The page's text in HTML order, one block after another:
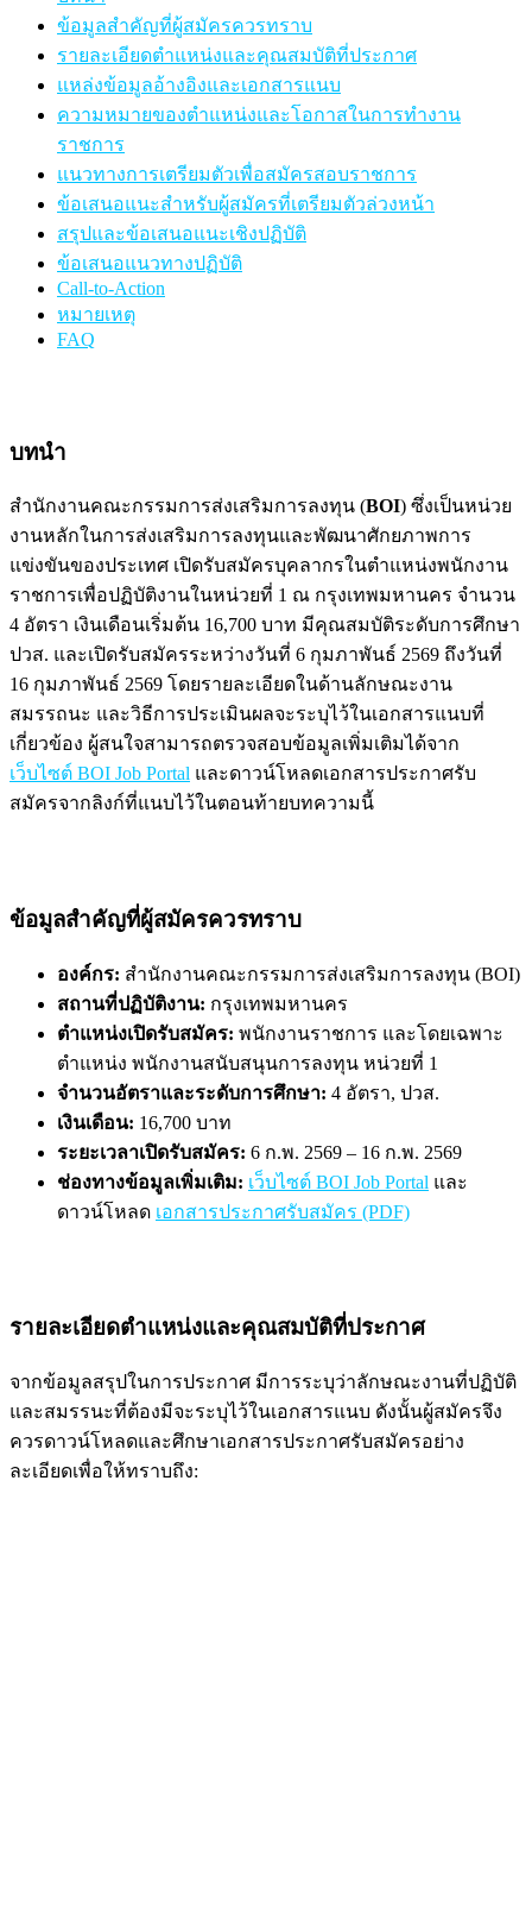
ข้อมูลสำคัญที่ผู้สมัครควรทราบ
รายละเอียดตำแหน่งและคุณสมบัติที่ประกาศ
แหล่งข้อมูลอ้างอิงและเอกสารแนบ
ความหมายของตำแหน่งและโอกาสในการทำงาน
ราชการ
แนวทางการเตรียมตัวเพื่อสมัครสอบราชการ
ข้อเสนอแนะสำหรับผู้สมัครที่เตรียมตัวล่วงหน้า
สรุปและข้อเสนอแนะเชิงปฏิบัติ
ข้อเสนอแนวทางปฏิบัติ
Call-to-Action
หมายเหตุ
FAQ
บทนำ
สำนักงานคณะกรรมการส่งเสริมการลงทุน (BOI) ซึ่งเป็นหน่วย
งานหลักในการส่งเสริมการลงทุนและพัฒนาศักยภาพการ
แข่งขันของประเทศ เปิดรับสมัครบุคลากรในตำแหน่งพนักงาน
ราชการเพื่อปฏิบัติงานในหน่วยที่ 1 ณ กรุงเทพมหานคร จำนวน
4 อัตรา เงินเดือนเริ่มต้น 16,700 บาท มีคุณสมบัติระดับการศึกษา
ปวส. และเปิดรับสมัครระหว่างวันที่ 6 กุมภาพันธ์ 2569 ถึงวันที่
16 กุมภาพันธ์ 2569 โดยรายละเอียดในด้านลักษณะงาน
สมรรถนะ และวิธีการประเมินผลจะระบุไว้ในเอกสารแนบที่
เกี่ยวข้อง ผู้สนใจสามารถตรวจสอบข้อมูลเพิ่มเติมได้จาก
เว็บไซต์ BOI Job Portal และดาวน์โหลดเอกสารประกาศรับ
สมัครจากลิงก์ที่แนบไว้ในตอนท้ายบทความนี้
ข้อมูลสำคัญที่ผู้สมัครควรทราบ
องค์กร: สำนักงานคณะกรรมการส่งเสริมการลงทุน (BOI)
สถานที่ปฏิบัติงาน: กรุงเทพมหานคร
ตำแหน่งเปิดรับสมัคร: พนักงานราชการ และโดยเฉพาะ
ตำแหน่ง พนักงานสนับสนุนการลงทุน หน่วยที่ 1
จำนวนอัตราและระดับการศึกษา: 4 อัตรา, ปวส.
เงินเดือน: 16,700 บาท
ระยะเวลาเปิดรับสมัคร: 6 ก.พ. 2569 – 16 ก.พ. 2569
ช่องทางข้อมูลเพิ่มเติม: เว็บไซต์ BOI Job Portal และ
ดาวน์โหลด เอกสารประกาศรับสมัคร (PDF)
รายละเอียดตำแหน่งและคุณสมบัติที่ประกาศ
จากข้อมูลสรุปในการประกาศ มีการระบุว่าลักษณะงานที่ปฏิบัติ
และสมรรนะที่ต้องมีจะระบุไว้ในเอกสารแนบ ดังนั้นผู้สมัครจึง
ควรดาวน์โหลดและศึกษาเอกสารประกาศรับสมัครอย่าง
ละเอียดเพื่อให้ทราบถึง: